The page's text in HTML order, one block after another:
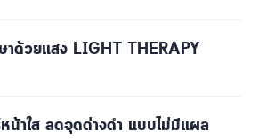
าด้วยแสง LIGHT THERAPY
หน้าใส ลดจุดด่างดำ แบบไม่มีแผล